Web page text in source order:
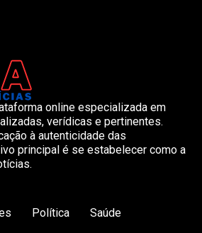
online especializada em
verídicas e pertinentes.
à autenticidade das
principal é se estabelecer como a
Política Saúde